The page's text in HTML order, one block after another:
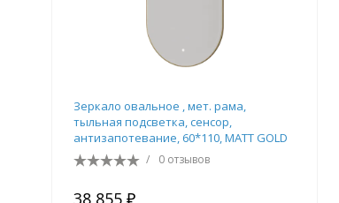
Зеркало овальное , мет. рама,
тыльная подсветка, сенсор,
антизапотевание, 60*110, MATT GOLD
/ 0 отзывов
38 855 ₽